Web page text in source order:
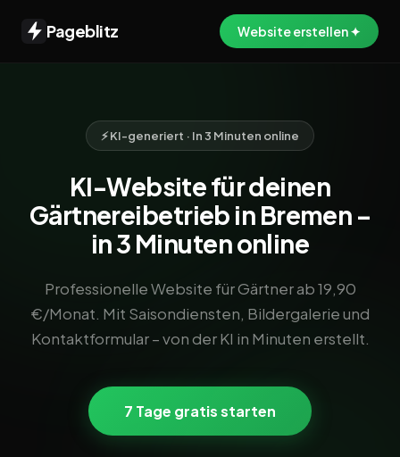
Pageblitz Website erstellen ✦
⚡ KI-generiert · In 3 Minuten online
KI-Website für deinen
Gärtnereibetrieb in Bremen –
in 3 Minuten online
Professionelle Website für Gärtner ab 19,90
€/Monat. Mit Saisondiensten, Bildergalerie und
Kontaktformular – von der KI in Minuten erstellt.
7 Tage gratis starten